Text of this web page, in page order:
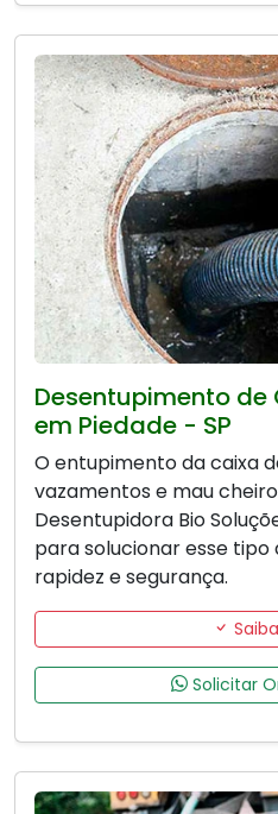
Desentupimento de
em Piedade - SP
O entupimento da caixa
vazamentos e mau
Desentupidora Bio
para solucionar esse
rapidez e segurança.
Solicitar